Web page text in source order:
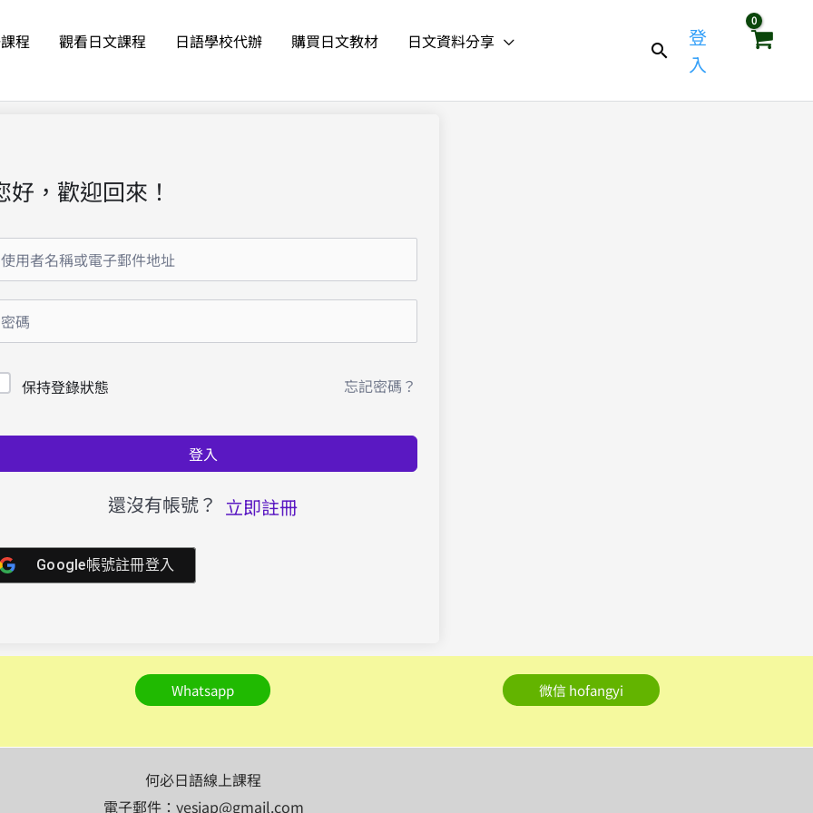
程 觀看日文課程 日語學校代辦 購買日文教材
日文資料分享
登
入
好，歡迎回來！
保持登錄狀態 忘記密碼？
登入
還沒有帳號？ 立即註冊
Google帳號註冊登入
Whatsapp 微信 hofangyi
何必日語線上課程
電子郵件：yesjap@gmail.com